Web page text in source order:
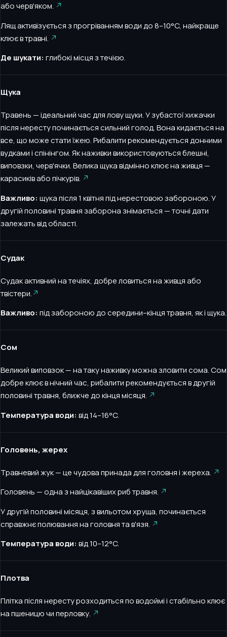
або черв'яком.
Лящ активізується з прогріванням води до 8–10°C, найкраще
клює в травні.
Де шукати: глибокі місця з течією.
Щука
Травень — ідеальний час для лову щуки. У зубастої хижачки
після нересту починається сильний голод. Вона кидається на
все, що може стати їжею. Рибалити рекомендується донними
вудками і спінінгом. Як наживки використовуються блешні,
виповзки, черв'ячки. Велика щука відмінно клює на живця —
карасиків або пічкурів.
Важливо: щука після 1 квітня під нерестовою забороною. У
другій половині травня заборона знімається — точні дати
залежать від області.
Судак
Судак активний на течіях, добре ловиться на живця або
твістери.
Важливо: під забороною до середини–кінця травня, як і щука.
Сом
Великий виповзок — на таку наживку можна зловити сома. Сом
добре клює в нічний час, рибалити рекомендується в другій
половині травня, ближче до кінця місяця.
Температура води: від 14–16°C.
Головень, жерех
Травневий жук — це чудова принада для головня і жереха.
Головень — одна з найцікавіших риб травня.
У другій половині місяця, з вильотом хруща, починається
справжнє полювання на головня та в'язя.
Температура води: від 10–12°C.
Плотва
Плітка після нересту розходиться по водоймі і стабільно клює
на пшеницю чи перловку.